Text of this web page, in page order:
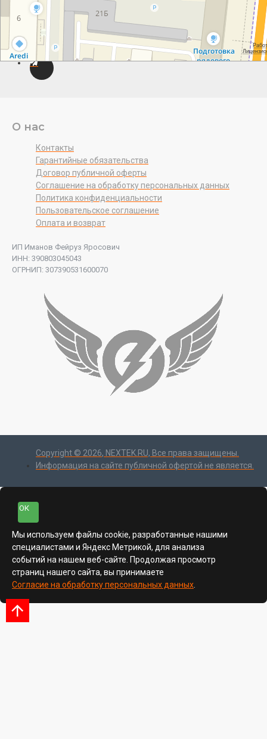
О нас
Контакты
Гарантийные обязательства
Договор публичной оферты
Соглашение на обработку персональных данных
Политика конфиденциальности
Пользовательское соглашение
Оплата и возврат
ИП Иманов Фейруз Яросович
ИНН: 390803045043
ОГРНИП: 307390531600070
Copyright © 2026, NEXTEK.RU, Все права защищены.
Информация на сайте публичной офертой не является.
ОК
Мы используем файлы cookie, разработанные нашими
специалистами и Яндекс Метрикой, для анализа
событий на нашем веб-сайте. Продолжая просмотр
страниц нашего сайта, вы принимаете
Согласие на обработку персональных данных